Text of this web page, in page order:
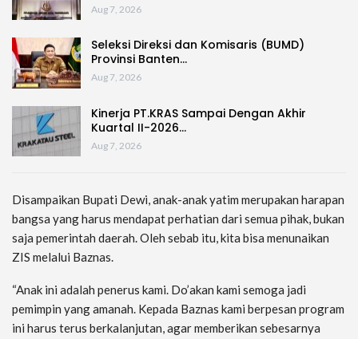
Aug 7, 2026
Seleksi Direksi dan Komisaris (BUMD)
Provinsi Banten…
Aug 7, 2026
Kinerja PT.KRAS Sampai Dengan Akhir
Kuartal II-2026…
Aug 7, 2026
Disampaikan Bupati Dewi, anak-anak yatim merupakan harapan
bangsa yang harus mendapat perhatian dari semua pihak, bukan
saja pemerintah daerah. Oleh sebab itu, kita bisa menunaikan
ZIS melalui Baznas.
“Anak ini adalah penerus kami. Do’akan kami semoga jadi
pemimpin yang amanah. Kepada Baznas kami berpesan program
ini harus terus berkalanjutan, agar memberikan sebesarnya